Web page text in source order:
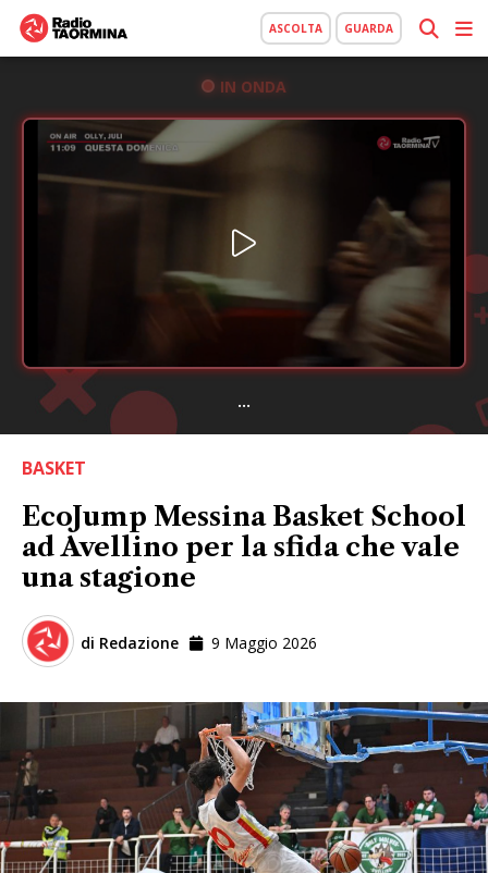
ASCOLTA GUARDA
IN ONDA
...
BASKET
EcoJump Messina Basket School
ad Avellino per la sfida che vale
una stagione
di Redazione 9 Maggio 2026